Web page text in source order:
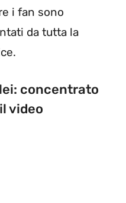
i fan sono
da tutta la
concentrato
video